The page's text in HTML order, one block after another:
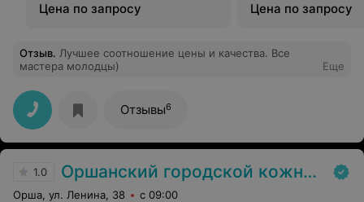
Цена по запросу Цена по запросу
Отзыв. Лучшее соотношение цены и качества. Все
мастера молодцы)
Еще
Отзывы6
1.0 Оршанский городской кожно-венерологический диспансер
Орша, ул. Ленина, 38 с 09:00